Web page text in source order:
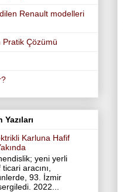
Renault modelleri
Pratik Çözümü
Karluna Hafif
yeni yerli
aracını,
93. İzmir
2022...